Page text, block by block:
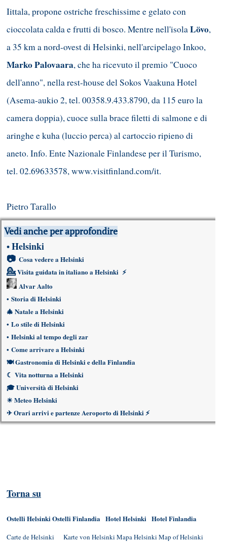
Iittala, propone ostriche freschissime e gelato con
cioccolata calda e frutti di bosco. Mentre nell'isolaLövo,
a 35 km a nord-ovest di Helsinki, nell'arcipelago Inkoo,
Marko Palovaara, che ha ricevuto il premio "Cuoco
dell'anno", nella rest-house del Sokos Vaakuna Hotel
(Asema-aukio 2, tel. 00358.9.433.8790, da 115 euro la
camera doppia), cuoce sulla brace filetti di salmone e di
aringhe e kuha (luccio perca) al cartoccio ripieno di
aneto. Info. Ente Nazionale Finlandese per il Turismo,
tel. 02.69633578, www.visitfinland.com/it.
Pietro Tarallo
Vedi anche per approfondire
•Helsinki
📷 Cosa vedere a Helsinki
💁 Visita guidata in italiano a Helsinki ⚡
Alvar Aalto
• Storia di Helsinki
🎄 Natale a Helsinki
• Lo stile di Helsinki
• Helsinki al tempo degli zar
• Come arrivare a Helsinki
🍽Gastronomia di Helsinki e della Finlandia
☾ Vita notturna a Helsinki
🎓Università di Helsinki
☀ Meteo Helsinki
✈Orari arrivi e partenze Aeroporto di Helsinki ⚡
Torna su
Ostelli HelsinkiOstelli Finlandia Hotel Helsinki Hotel Finlandia
Carte de Helsinki Karte von Helsinki Mapa Helsinki Map of Helsinki